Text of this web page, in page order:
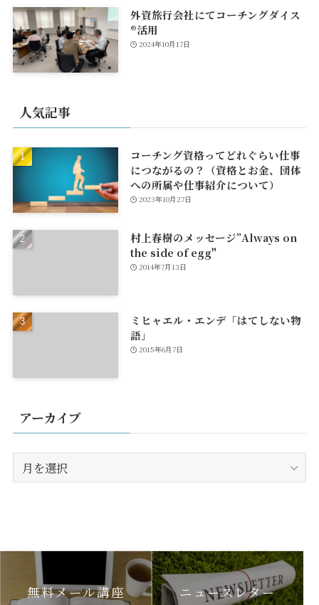
外資旅行会社にてコーチングダイス
®活用
2024年10月17日
人気記事
コーチング資格ってどれぐらい仕事
につながるの？（資格とお金、団体
への所属や仕事紹介について）
2023年10月27日
村上春樹のメッセージ”Always on
the side of egg"
2014年7月13日
ミヒャエル・エンデ「はてしない物
語」
2015年6月7日
アーカイブ
ー
無料メール講座 ニュースレター